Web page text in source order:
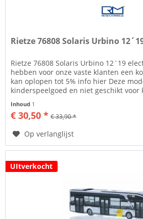
Rietze 76808 Solaris Urbino
Rietze 76808 Solaris Urbino 12´19
hebben voor onze vaste klanten een
kan oplopen tot 5% info hier Deze
kinderspeelgoed en niet geschikt
Inhoud 1
€ 30,50 * € 33,90 *
Op verlanglijst
UItverkocht